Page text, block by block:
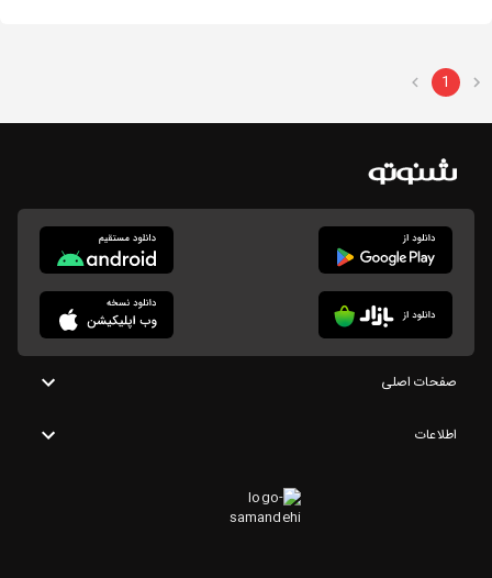
1
صفحات اصلی
اطلاعات